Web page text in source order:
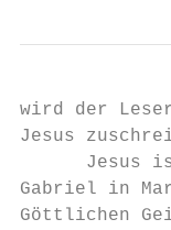
wird der
Jesus
Jesus
Gabriel in
Göttlichen